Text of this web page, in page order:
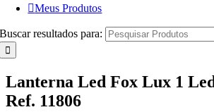
Meus Produtos
Buscar resultados para:
Lanterna Led Fox Lux 1
Ref. 11806